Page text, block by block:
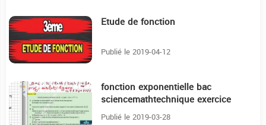
23:18 Etude de fonction
Publié le 2019-04-12
19:43 fonction exponentielle bac
sciencemathtechnique exercice
corrigé :) :)
Publié le 2019-03-28